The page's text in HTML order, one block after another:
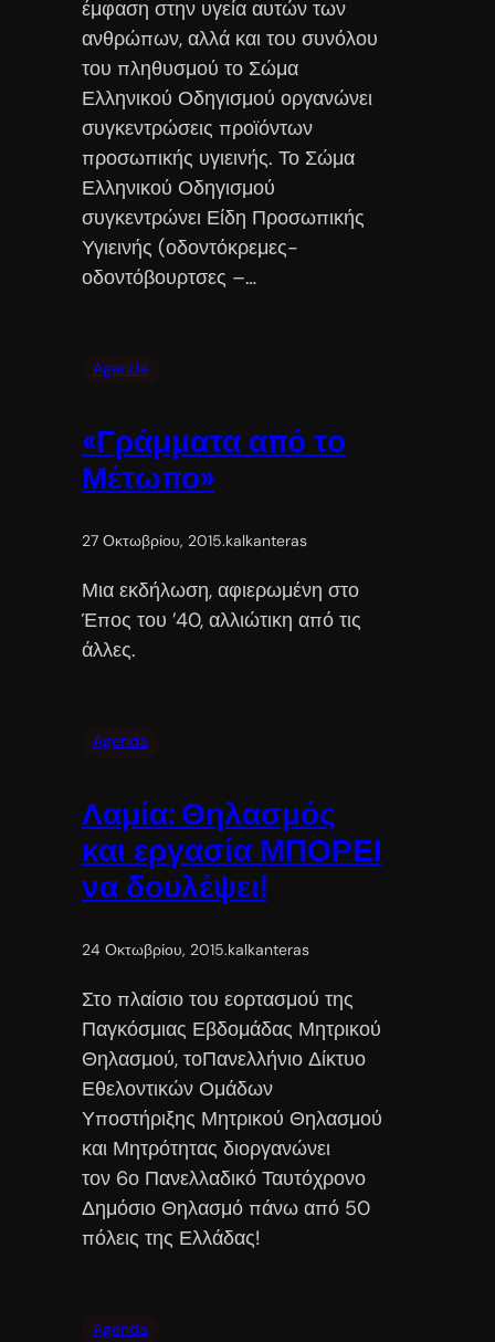
έμφαση στην υγεία αυτών των
ανθρώπων, αλλά και του συνόλου
του πληθυσμού το Σώμα
Ελληνικού Οδηγισμού οργανώνει
συγκεντρώσεις προϊόντων
προσωπικής υγιεινής. Το Σώμα
Ελληνικού Οδηγισμού
συγκεντρώνει Είδη Προσωπικής
Υγιεινής (οδοντόκρεμες-
οδοντόβουρτσες –…
Agenda
«Γράμματα από το
Μέτωπο»
27 Οκτωβρίου, 2015.kalkanteras
Μια εκδήλωση, αφιερωμένη στο
Έπος του ’40, αλλιώτικη από τις
άλλες.
Agenda
Λαμία: Θηλασμός
και εργασία ΜΠΟΡΕΙ
να δουλέψει!
24 Οκτωβρίου, 2015.kalkanteras
Στο πλαίσιο του εορτασμού της
Παγκόσμιας Εβδομάδας Μητρικού
Θηλασμού, τοΠανελλήνιο Δίκτυο
Εθελοντικών Ομάδων
Υποστήριξης Μητρικού Θηλασμού
και Μητρότητας διοργανώνει
τον 6ο Πανελλαδικό Ταυτόχρονο
Δημόσιο Θηλασμό πάνω από 50
πόλεις της Ελλάδας!
Agenda